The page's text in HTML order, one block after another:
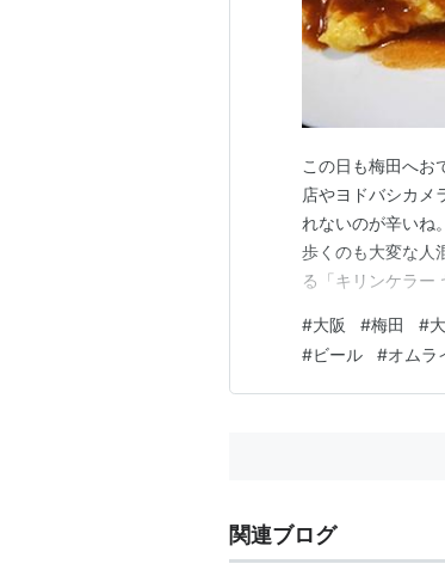
この日も梅田へお
店やヨドバシカメ
れないのが辛いね
歩くのも大変な人
る「キリンケラー
スが美味しそうに
やけど どれも安
#大阪 #梅田 #
#ビール #オムラ
関連ブログ